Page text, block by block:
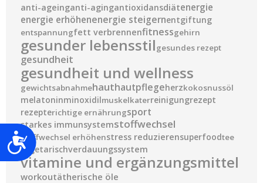
Barrierefreiheit
anti-ageinganti-agingantioxidansdiätenergie
energie erhöhenenergie steigernentgiftung
entspannungfett verbrennenfitnessgehirn
gesunder lebensstilgesundes rezept
gesundheit
gesundheit und wellness
gewichtsabnahmehauthautpflegeherzkokosnussöl
melatoninminoxidilmuskelkaterreinigungrezept
rezepterichtige ernährungsport
starkes immunsystemstoffwechsel
stoffwechsel erhöhenstress reduzierensuperfoodtee
vegetarischverdauungssystem
vitamine und ergänzungsmittel
workoutätherische öle